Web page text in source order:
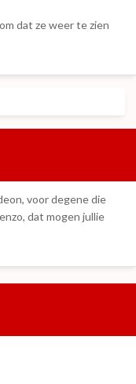
dat ze weer te zien
voor degene die
dat mogen jullie